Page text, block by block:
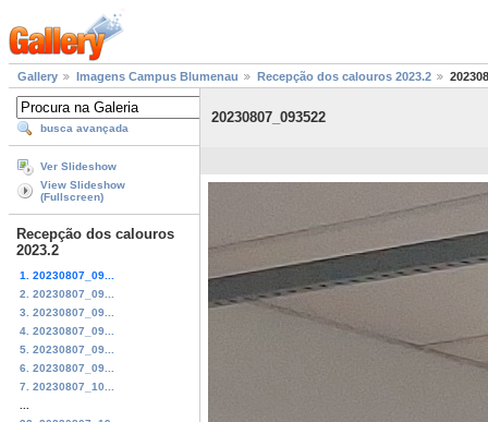
Gallery Imagens Campus Blumenau Recepção dos calouros 2023.2
busca avançada
Ver Slideshow
View Slideshow
(Fullscreen)
Recepção dos calouros
2023.2
1. 20230807_09...
2. 20230807_09...
3. 20230807_09...
4. 20230807_09...
5. 20230807_09...
6. 20230807_09...
7. 20230807_10...
20230807_093522